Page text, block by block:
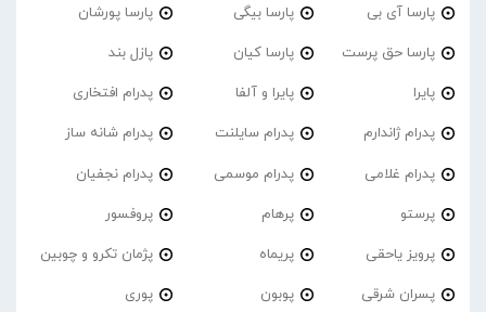
پارسا آی بی پارسا بیگی پارسا پورشان
پارسا حق پرست پارسا کیان پازل بند
پایرا پایرا و آلفا پدرام افتخاری
پدرام ژاندارم پدرام‌ سایلنت پدرام شانه ساز
پدرام غلامی پدرام موسمی پدرام نجفیان
پرستو پرهام پروفسور
پرویز یاحقی پریماه پژمان تکرو و چوبین
پسران شرقی پوبون پوری